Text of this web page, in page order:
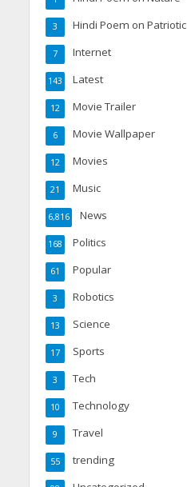
Hindi Poem on Patriotic
3
Internet
7
Latest
143
Movie Trailer
12
Movie Wallpaper
6
Movies
12
Music
21
News
6,816
Politics
168
Popular
61
Robotics
3
Science
13
Sports
17
Tech
3
Technology
10
Travel
9
trending
55